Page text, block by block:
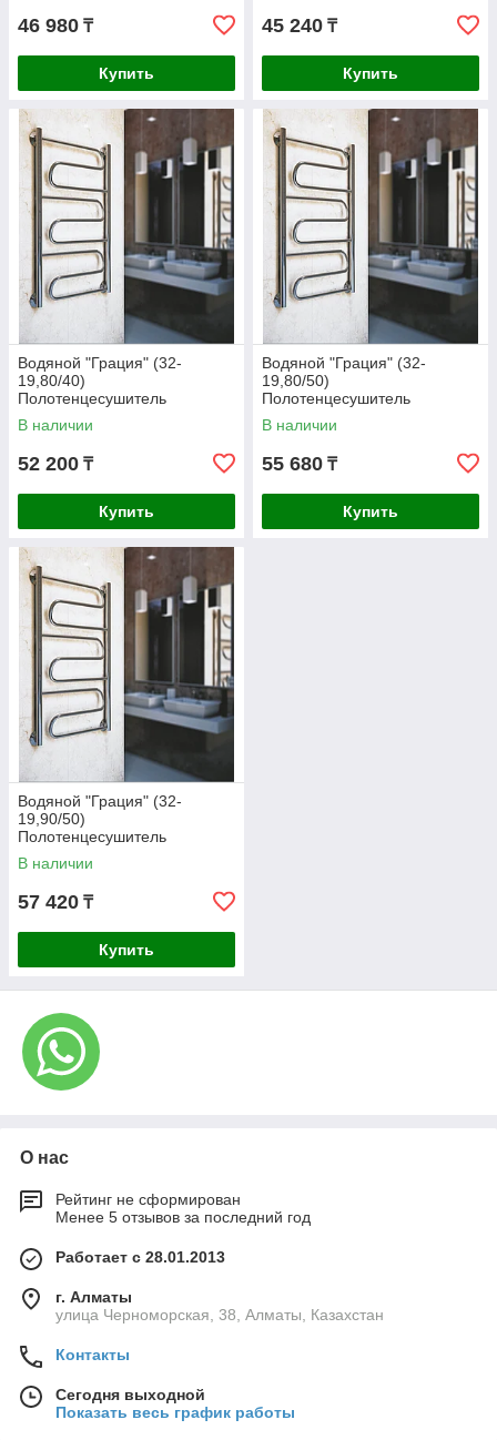
46 980 ₸
Купить
45 240 ₸
Купить
Водяной "Грация" (32-
19,80/40)
Полотенцесушитель
В наличии
52 200 ₸
Купить
Водяной "Грация" (32-
19,80/50)
Полотенцесушитель
В наличии
55 680 ₸
Купить
Водяной "Грация" (32-
19,90/50)
Полотенцесушитель
В наличии
57 420 ₸
Купить
О нас
Рейтинг не сформирован
Менее 5 отзывов за последний год
Работает с 28.01.2013
г. Алматы
улица Черноморская, 38, Алматы, Казахстан
Контакты
Сегодня выходной
Показать весь график работы